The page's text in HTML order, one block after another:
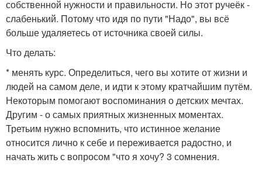
собственной нужности и правильности. Но этот ручеёк -
слабенький. Потому что идя по пути "Надо", вы всё
больше удаляетесь от источника своей силы.
Что делать:
* менять курс. Определиться, чего вы хотите от жизни и
людей на самом деле, и идти к этому кратчайшим путём.
Некоторым помогают воспоминания о детских мечтах.
Другим - о самых приятных жизненных моментах.
Третьим нужно вспомнить, что истинное желание
относится лично к себе и переживается радостно, и
начать жить с вопросом "что я хочу? 3 сомнения.